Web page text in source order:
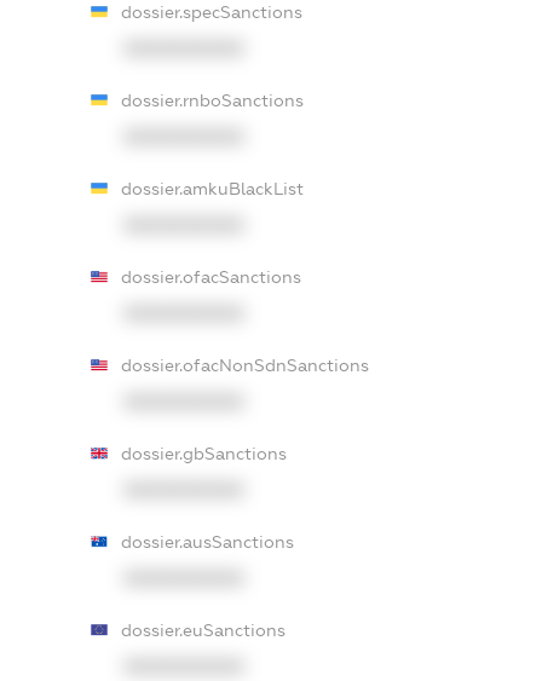
dossier.specSanctions
dossier.rnboSanctions
dossier.amkuBlackList
dossier.ofacSanctions
dossier.ofacNonSdnSanctions
dossier.gbSanctions
dossier.ausSanctions
dossier.euSanctions